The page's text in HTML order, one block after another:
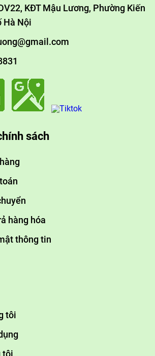
KĐT Mậu Lương, Phường Kiến
Hà Nội
sách
hàng hóa
thông tin
tôi
tôi